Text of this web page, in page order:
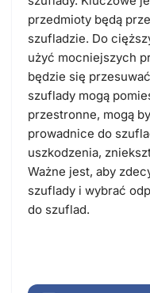
przedmioty będą
szufladzie. Do
użyć mocniejszych
będzie się
szuflady mogą
przestronne, mogą
prowadnice do
uszkodzenia,
Ważne jest, aby
szuflady i wybrać
do szuflad.